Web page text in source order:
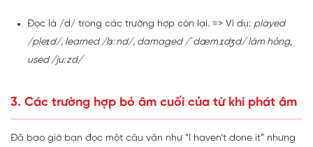
Đọc là /d/ trong các trường hợp còn lại. => Ví dụ: played
/pleɪd/, learned /lɜːnd/, damaged /ˈdæm.ɪdʒd/ làm hỏng,
used /juːzd/
3. Các trường hợp bỏ âm cuối của từ khi phát âm
Đã bao giờ bạn đọc một câu văn như “I haven’t done it” nhưng